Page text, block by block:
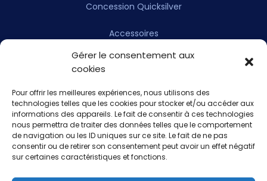
Gérer le consentement aux
cookies
Pour offrir les meilleures expériences, nous utilisons des
technologies telles que les cookies pour stocker et/ou accéder aux
informations des appareils. Le fait de consentir à ces technologies
nous permettra de traiter des données telles que le comportement
de navigation ou les ID uniques sur ce site. Le fait de ne pas
consentir ou de retirer son consentement peut avoir un effet négatif
sur certaines caractéristiques et fonctions.
Concession Quicksilver
Accessoires
Achat Bateau Neuf
Achat Bateau Occasion
Achat Moteur Neuf
Achat Moteur Occasion